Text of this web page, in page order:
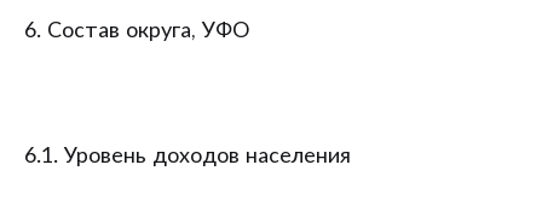
6. Состав округа, УФО
6.1. Уровень доходов населения